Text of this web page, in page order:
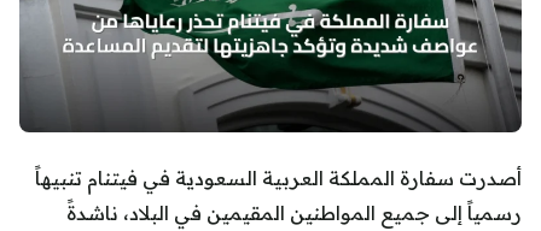
أصدرت سفارة المملكة العربية السعودية في فيتنام تنبيهاً
رسمياً إلى جميع المواطنين المقيمين في البلاد، ناشدةً